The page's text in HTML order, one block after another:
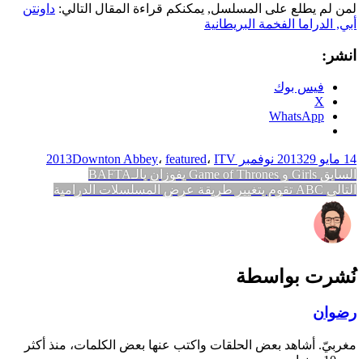
لمن لم يطلع على المسلسل, يمكنكم قراءة المقال التالي: داونتن
أبي, الدراما الفخمة البريطانية
انشر:
فيس بوك
X
WhatsApp
14 مايو 2013 29 نوفمبر 2013 Downton Abbey، featured، ITV
تصفّح
المقالات
السابق المقالة
السابقة:
Girls و Game of Thrones يفوزان بالـBAFTA
التالي المقالة
التالية:
ABC تقوم بتغيير طريقة عرض المسلسلات الدرامية
نُشرت بواسطة
رضوان
مغربيّ. أشاهد بعض الحلقات واكتب عنها بعض الكلمات، منذ أكثر